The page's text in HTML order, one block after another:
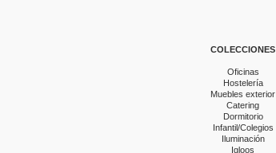
COLECCIONES
Oficinas
Hostelería
Muebles exterior
Catering
Dormitorio
Infantil/Colegios
Iluminación
Igloos